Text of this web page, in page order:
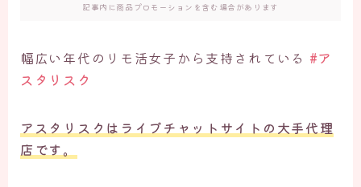
記事内に商品プロモーションを含む場合があります
幅広い年代のリモ活女子から支持されている #ア
スタリスク
アスタリスクはライブチャットサイトの大手代理
店です。